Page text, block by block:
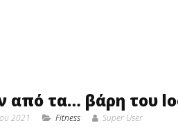
από τα… βάρη του
2021 Fitness Super User